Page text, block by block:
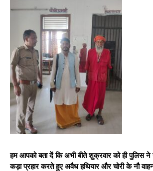
हम आपको बता दें कि अभी बीते शुक्रवार को ही पुलिस ने
कड़ा प्रहार करते हुए अवैध हथियार और चोरी के नौ